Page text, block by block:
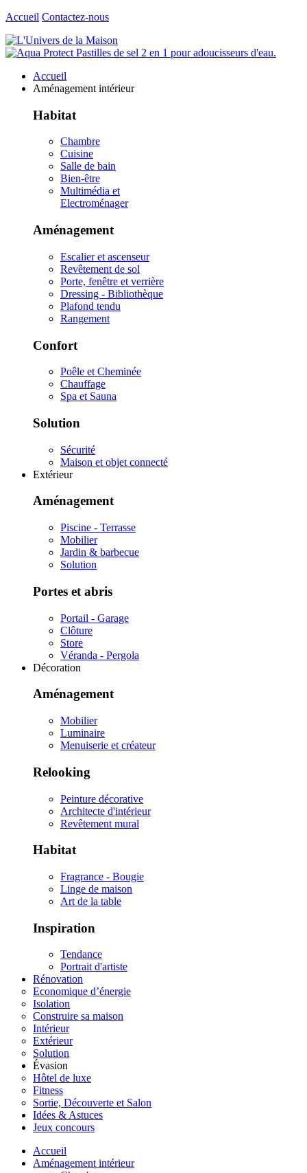
Accueil Contactez-nous
Accueil
Aménagement intérieur
Habitat
Chambre
Cuisine
Salle de bain
Bien-être
Multimédia et
Electroménager
Aménagement
Escalier et ascenseur
Revêtement de sol
Porte, fenêtre et verrière
Dressing - Bibliothèque
Plafond tendu
Rangement
Confort
Poêle et Cheminée
Chauffage
Spa et Sauna
Solution
Sécurité
Maison et objet connecté
Extérieur
Aménagement
Piscine - Terrasse
Mobilier
Jardin & barbecue
Solution
Portes et abris
Portail - Garage
Clôture
Store
Véranda - Pergola
Décoration
Aménagement
Mobilier
Luminaire
Menuiserie et créateur
Relooking
Peinture décorative
Architecte d'intérieur
Revêtement mural
Habitat
Fragrance - Bougie
Linge de maison
Art de la table
Inspiration
Tendance
Portrait d'artiste
Rénovation
Economique d’énergie
Isolation
Construire sa maison
Intérieur
Extérieur
Solution
Évasion
Hôtel de luxe
Fitness
Sortie, Découverte et Salon
Idées & Astuces
Jeux concours
Accueil
Aménagement intérieur